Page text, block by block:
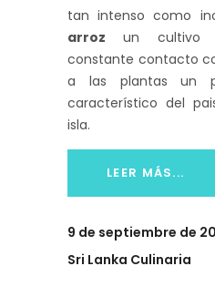
tan intenso como
arroz un cultivo
constante contacto
a las plantas un
característico del
isla.
LEER MÁS...
9 de septiembre de
Sri Lanka Culinaria